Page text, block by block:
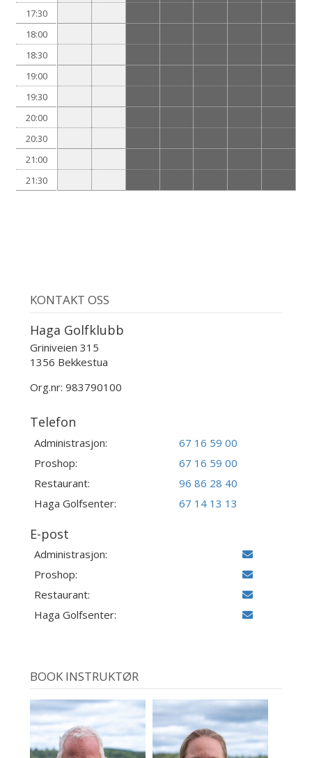
17:30
18:00
18:30
19:00
19:30
20:00
20:30
21:00
21:30
KONTAKT OSS
Haga Golfklubb
Griniveien 315
1356 Bekkestua
Org.nr: 983790100
Telefon
Administrasjon:
67 16 59 00
Proshop:
67 16 59 00
Restaurant:
96 86 28 40
Haga Golfsenter:
67 14 13 13
E-post
Administrasjon:
Proshop:
Restaurant:
Haga Golfsenter:
BOOK INSTRUKTØR